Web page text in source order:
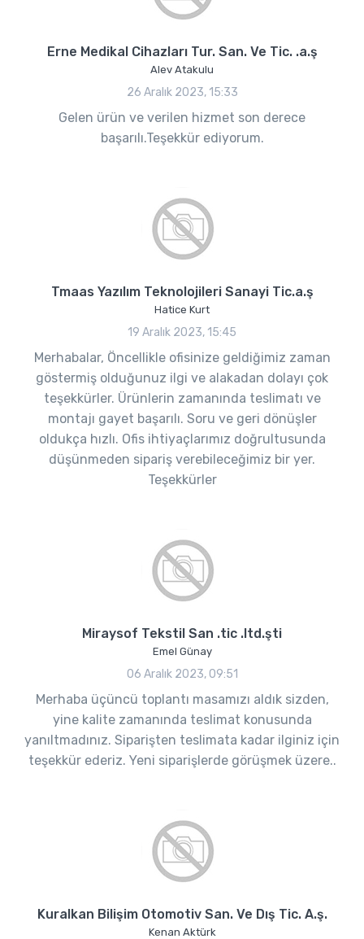
Erne Medikal Cihazları Tur. San. Ve Tic. .a.ş
Alev Atakulu
26 Aralık 2023, 15:33
Gelen ürün ve verilen hizmet son derece
başarılı.Teşekkür ediyorum.
Tmaas Yazılım Teknolojileri Sanayi Tic.a.ş
Hatice Kurt
19 Aralık 2023, 15:45
Merhabalar, Öncellikle ofisinize geldiğimiz zaman
göstermiş olduğunuz ilgi ve alakadan dolayı çok
teşekkürler. Ürünlerin zamanında teslimatı ve
montajı gayet başarılı. Soru ve geri dönüşler
oldukça hızlı. Ofis ihtiyaçlarımız doğrultusunda
düşünmeden sipariş verebileceğimiz bir yer.
Teşekkürler
Miraysof Tekstil San .tic .ltd.şti
Emel Günay
06 Aralık 2023, 09:51
Merhaba üçüncü toplantı masamızı aldık sizden,
yine kalite zamanında teslimat konusunda
yanıltmadınız. Siparişten teslimata kadar ilginiz için
teşekkür ederiz. Yeni siparişlerde görüşmek üzere..
Kuralkan Bilişim Otomotiv San. Ve Dış Tic. A.ş.
Kenan Aktürk